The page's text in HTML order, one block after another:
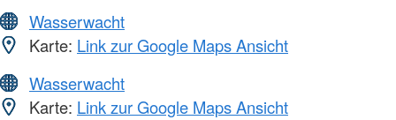
Wasserwacht
Karte: Link zur Google Maps Ansicht
Wasserwacht
Karte: Link zur Google Maps Ansicht